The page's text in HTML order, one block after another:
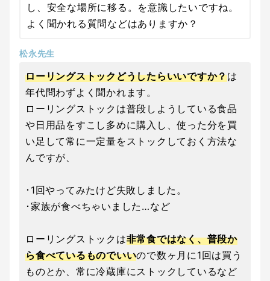
し、安全な場所に移る。を意識したいですね。
よく聞かれる質問などはありますか？
松永先生
ローリングストックどうしたらいいですか？は
年代問わずよく聞かれます。
ローリングストックは普段しようしている食品
や日用品をすこし多めに購入し、使った分を買
い足して常に一定量をストックしておく方法な
んですが、
･1回やってみたけど失敗しました。
･家族が食べちゃいました…など
ローリングストックは非常食ではなく、普段か
ら食べているものでいいので数ヶ月に1回は買う
ものとか、常に冷蔵庫にストックしているなど